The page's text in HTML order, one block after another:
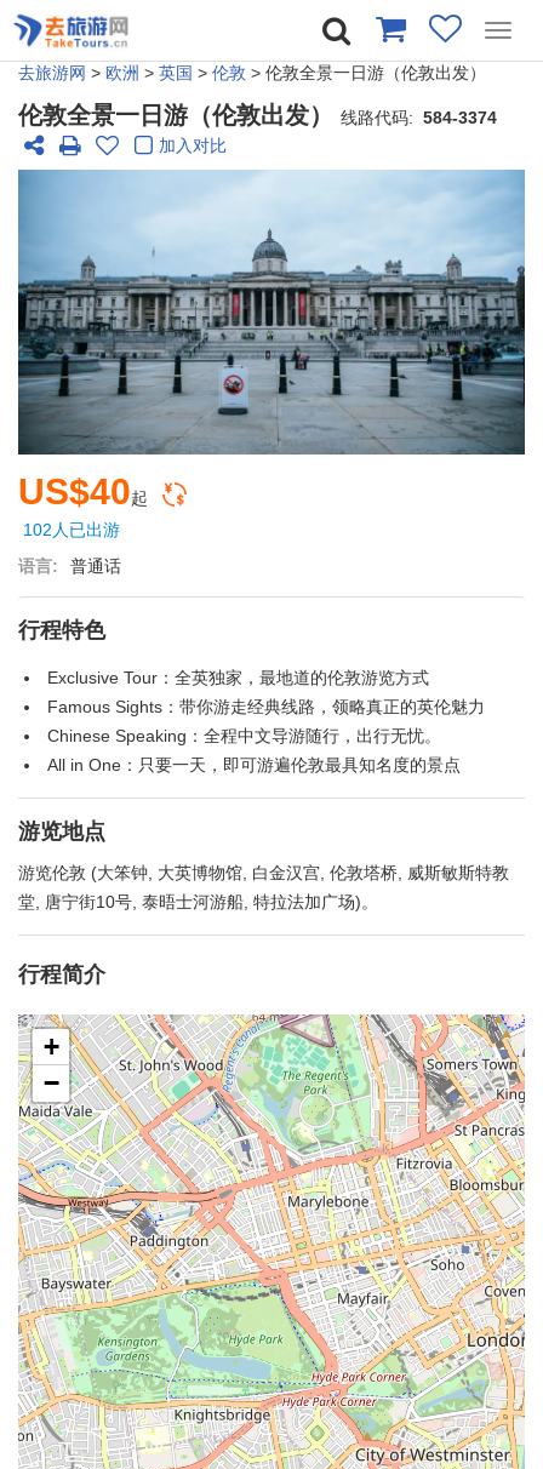
去旅游网 > 欧洲 > 英国 > 伦敦 > 伦敦全景一日游（伦敦出发）
伦敦全景一日游（伦敦出发） 线路代码: 584-3374
加入对比
US$40起
102人已出游
语言:
普通话
行程特色
Exclusive Tour：全英独家，最地道的伦敦游览方式
Famous Sights：带你游走经典线路，领略真正的英伦魅力
Chinese Speaking：全程中文导游随行，出行无忧。
All in One：只要一天，即可游遍伦敦最具知名度的景点
游览地点
游览伦敦 (大笨钟, 大英博物馆, 白金汉宫, 伦敦塔桥, 威斯敏斯特教
堂, 唐宁街10号, 泰晤士河游船, 特拉法加广场)。
行程简介
+
−